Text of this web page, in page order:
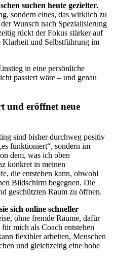
suchen heute gezielter.
sondern eines, das wirklich zu
Wunsch nach Spezialisierung
rückt der Fokus stärker auf
und Selbstführung im
in eine persönliche
passiert wäre – und genau
und eröffnet neue
sind bisher durchweg positiv
funktioniert“, sondern im
dem, was ich oben
konkret in meinen
die entstehen kann, obwohl
Bildschirm begegnen. Die
geschützten Raum zu öffnen.
sich online schneller
ohne fremde Räume, dafür
mich als Coach entstehen
flexibler arbeiten, Menschen
und gleichzeitig eine hohe